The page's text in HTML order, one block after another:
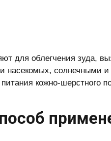
для облегчения зуда,
насекомых, солнечными
кожно-шерстного